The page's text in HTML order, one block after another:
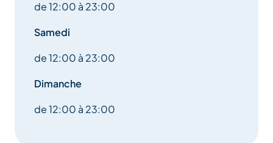
de 12:00 à 23:00
Samedi
de 12:00 à 23:00
Dimanche
de 12:00 à 23:00